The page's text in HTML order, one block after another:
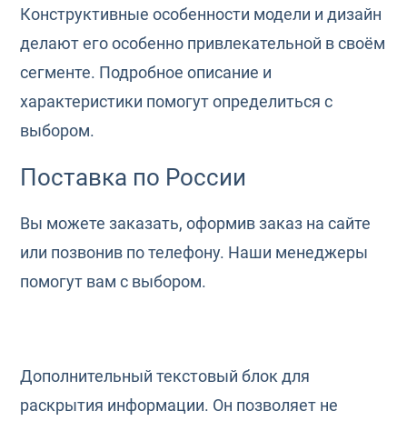
Конструктивные особенности модели и дизайн
делают его особенно привлекательной в своём
сегменте. Подробное описание и
характеристики помогут определиться с
выбором.
Поставка по России
Вы можете заказать, оформив заказ на сайте
или позвонив по телефону. Наши менеджеры
помогут вам с выбором.
Дополнительный текстовый блок для
раскрытия информации. Он позволяет не